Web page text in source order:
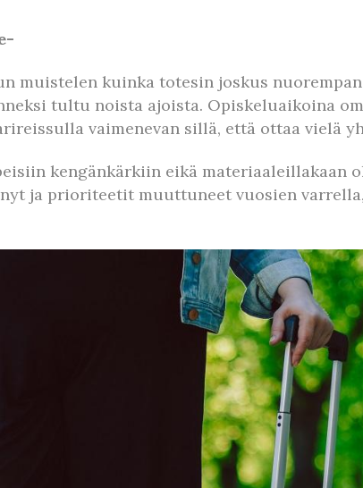
muistelen kuinka totesin joskus
tultu noista ajoista. Opiskeluaikoina
vaimenevan sillä, että ottaa vielä
kengänkärkiin eikä materiaaleillakaan
ja prioriteetit muuttuneet vuosien